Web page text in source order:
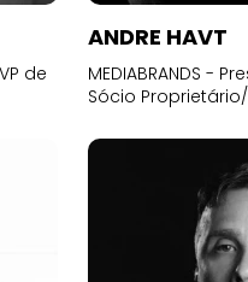
de
ANDRE HAVT
MEDIABRANDS -
Sócio